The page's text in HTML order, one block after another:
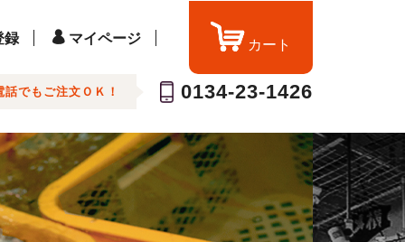
録 マイページ カート
話でもご注文ＯＫ！ 0134-23-1426